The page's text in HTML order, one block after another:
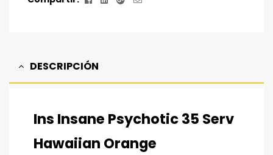
DESCRIPCIÓN
Ins Insane Psychotic 35 Serv
Hawaiian Orange